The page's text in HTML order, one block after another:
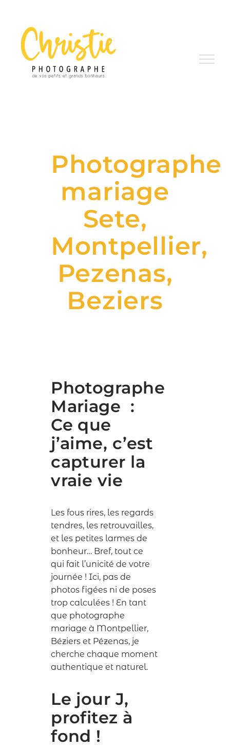
contenu
Photographe
mariage
Sete,
Montpellier,
Pezenas,
Beziers
Photographe
Mariage :
Ce que
j’aime, c’est
capturer la
vraie vie
Les fous rires, les regards
tendres, les retrouvailles,
et les petites larmes de
bonheur… Bref, tout ce
qui fait l’unicité de votre
journée ! Ici, pas de
photos figées ni de poses
trop calculées ! En tant
que photographe
mariage à Montpellier,
Béziers et Pézenas, je
cherche chaque moment
authentique et naturel.
Le jour J,
profitez à
fond !